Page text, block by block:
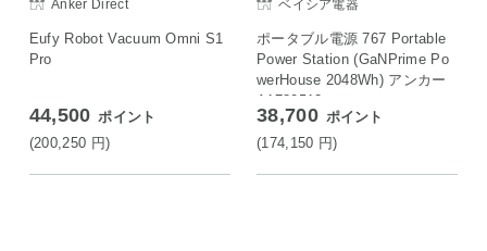
Anker Direct
Eufy Robot Vacuum Omni S1
Pro
44,500 ポイント
(200,250 円)
ベイシア電器
ポータブル電源 767 Portable
Power Station (GaNPrime Po
werHouse 2048Wh) アンカー
A1780512
38,700 ポイント
(174,150 円)